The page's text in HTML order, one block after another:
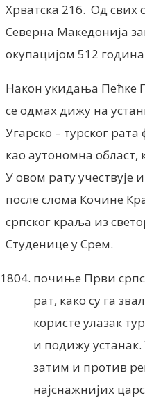
Хрватска 216. Од свих
Северна Македонија
окупацијом 512
Након укидања Пећке
се одмах дижу на
Угарско – турског
као аутономна област,
У овом рату учествује
после слома Кочине
српског краља из
Студенице у Срем.
почиње Први
рат, како су га
користе улазак
и подижу устанак.
затим и против
најснажнијих